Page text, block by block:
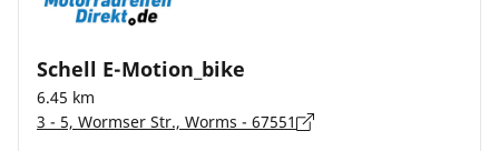
Schell E-Motion_bike
6.45 km
3 - 5, Wormser Str., Worms - 67551